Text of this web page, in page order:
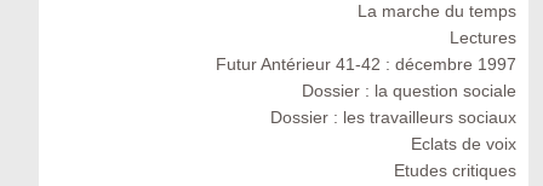
La marche du temps
Lectures
Futur Antérieur 41-42 : décembre 1997
Dossier : la question sociale
Dossier : les travailleurs sociaux
Eclats de voix
Etudes critiques